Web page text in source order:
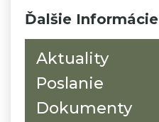
Ďalšie Informácie
Aktuality
Poslanie
Dokumenty